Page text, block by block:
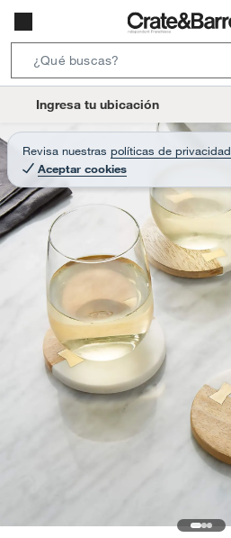
e
r
c
B
r
t
i
o
Ingresa tu ubicación
Revisa nuestras políticas de privacidad
Aceptar cookies